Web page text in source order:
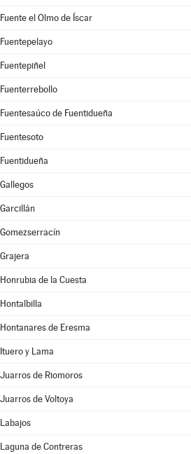
Fuente el Olmo de Íscar
Fuentepelayo
Fuentepiñel
Fuenterrebollo
Fuentesaúco de Fuentidueña
Fuentesoto
Fuentidueña
Gallegos
Garcillán
Gomezserracín
Grajera
Honrubia de la Cuesta
Hontalbilla
Hontanares de Eresma
Ituero y Lama
Juarros de Riomoros
Juarros de Voltoya
Labajos
Laguna de Contreras